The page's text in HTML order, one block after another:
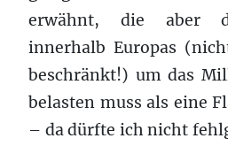
erwähnt, die aber
innerhalb Europas
beschränkt!) um das
belasten muss als eine
– da dürfte ich nicht